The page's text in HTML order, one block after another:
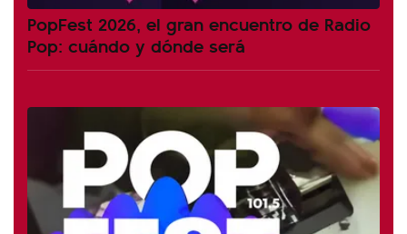
PopFest 2026, el gran encuentro de Radio
Pop: cuándo y dónde será